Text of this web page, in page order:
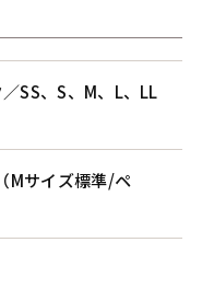
SS、S、M、L、LL
Mサイズ標準/ペ